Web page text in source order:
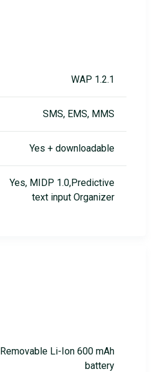
WAP 1.2.1
SMS, EMS, MMS
Yes + downloadable
Yes, MIDP 1.0,Predictive
text input Organizer
Removable Li-Ion 600 mAh
battery